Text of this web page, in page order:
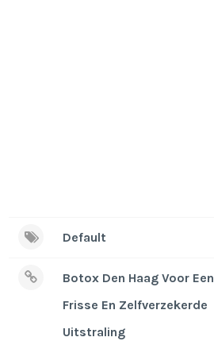
Default
Botox Den Haag Voor Een
Frisse En Zelfverzekerde
Uitstraling